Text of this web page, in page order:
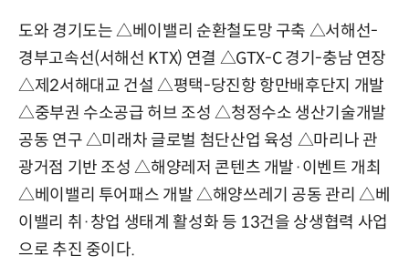
도와 경기도는 △베이밸리 순환철도망 구축 △서해선-
경부고속선(서해선 KTX) 연결 △GTX-C 경기-충남 연장
△제2서해대교 건설 △평택-당진항 항만배후단지 개발
△중부권 수소공급 허브 조성 △청정수소 생산기술개발
공동 연구 △미래차 글로벌 첨단산업 육성 △마리나 관
광거점 기반 조성 △해양레저 콘텐츠 개발·이벤트 개최
△베이밸리 투어패스 개발 △해양쓰레기 공동 관리 △베
이밸리 취·창업 생태계 활성화 등 13건을 상생협력 사업
으로 추진 중이다.